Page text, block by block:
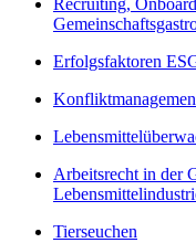
Erfolgsfaktoren
Arbeitsrecht in der
Tierseuchen